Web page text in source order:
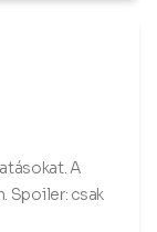
A
Spoiler: csak